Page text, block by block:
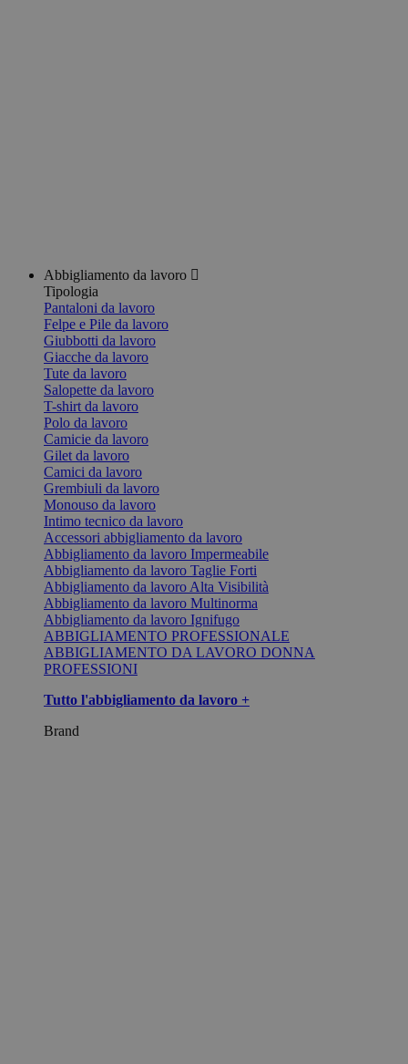
Abbigliamento da lavoro
Tipologia
Pantaloni da lavoro
Felpe e Pile da lavoro
Giubbotti da lavoro
Giacche da lavoro
Tute da lavoro
Salopette da lavoro
T-shirt da lavoro
Polo da lavoro
Camicie da lavoro
Gilet da lavoro
Camici da lavoro
Grembiuli da lavoro
Monouso da lavoro
Intimo tecnico da lavoro
Accessori abbigliamento da lavoro
Abbigliamento da lavoro Impermeabile
Abbigliamento da lavoro Taglie Forti
Abbigliamento da lavoro Alta Visibilità
Abbigliamento da lavoro Multinorma
Abbigliamento da lavoro Ignifugo
ABBIGLIAMENTO PROFESSIONALE
ABBIGLIAMENTO DA LAVORO DONNA
PROFESSIONI
Tutto l'abbigliamento da lavoro +
Brand